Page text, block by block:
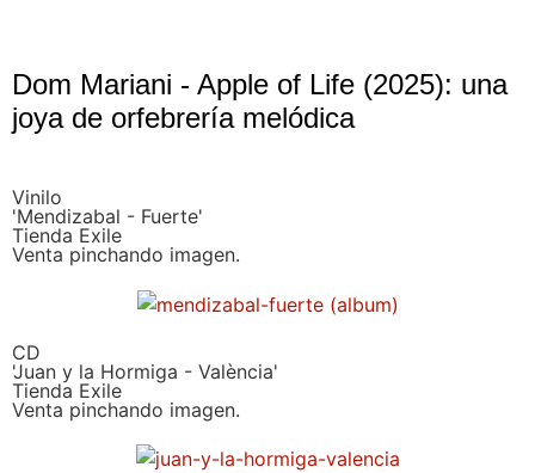
Dom Mariani - Apple of Life (2025): una
joya de orfebrería melódica
Vinilo
'Mendizabal - Fuerte'
Tienda Exile
Venta pinchando imagen.
CD
'Juan y la Hormiga - València'
Tienda Exile
Venta pinchando imagen.